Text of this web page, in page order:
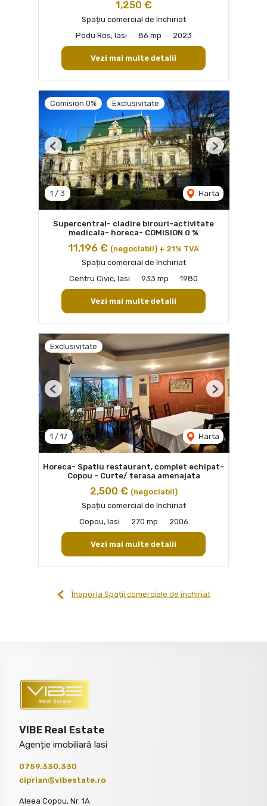
1,250 €
Spațiu comercial de închiriat
Podu Ros, Iasi
86 mp 2023
Vezi mai multe detalii
Comision 0% Exclusivitate
1 / 3 Harta
Previous Next
Supercentral- cladire birouri-activitate
medicala- horeca- COMISION 0 %
11,196 € (negociabil) + 21% TVA
Spațiu comercial de închiriat
Centru Civic, Iasi
933 mp 1980
Vezi mai multe detalii
Exclusivitate
1 / 17 Harta
Previous Next
Horeca- Spatiu restaurant, complet echipat-
Copou - Curte/ terasa amenajata
2,500 € (negociabil)
Spațiu comercial de închiriat
Copou, Iasi
270 mp 2006
Vezi mai multe detalii
Înapoi la Spații comerciale de închiriat
VIBE Real Estate
Agenție imobiliară Iasi
0759.330.330
ciprian@vibestate.ro
Aleea Copou, Nr. 1A